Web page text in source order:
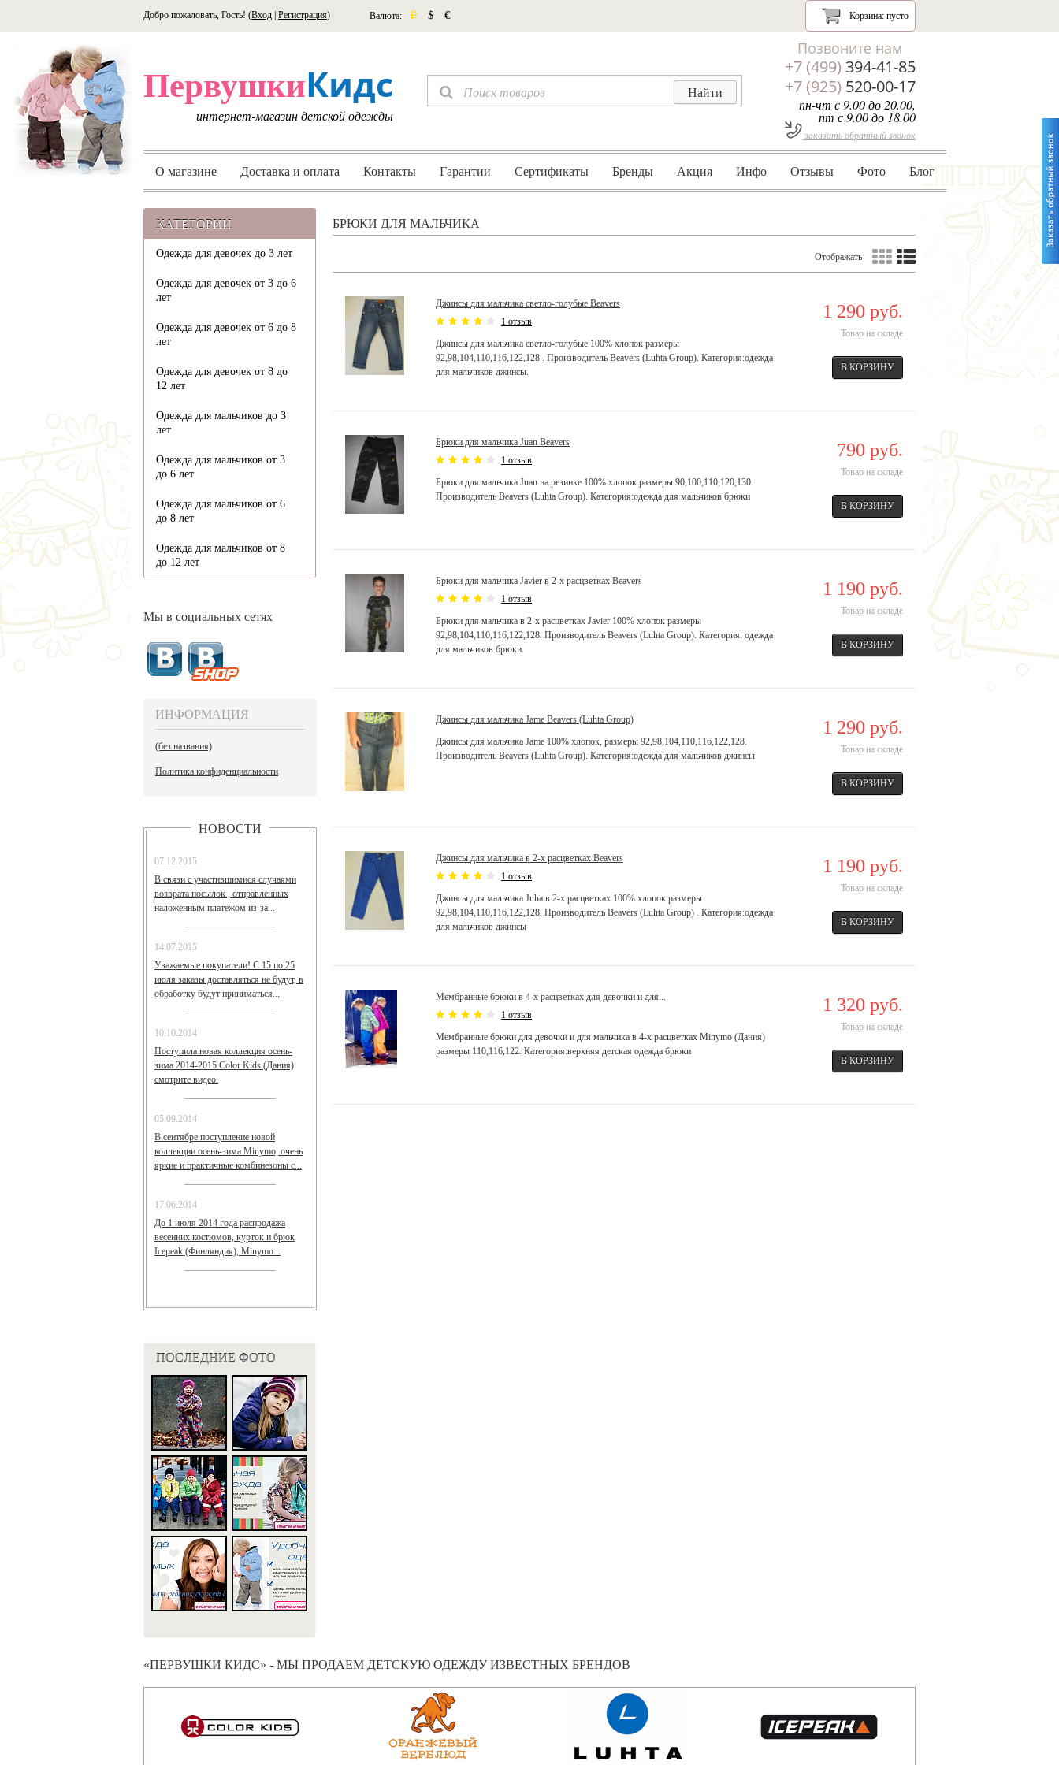
Добро пожаловать, Гость! (Вход Регистрация) Валюта: p $ € Корзина: пусто
ПервушкиКидс
интернет-магазин детской одежды
Позвоните нам
+7 (499) 394-41-85
+7 (925) 520-00-17
пн-чт с 9.00 до 20.00,
пт с 9.00 до 18.00
заказать обратный звонок
О магазине Доставка и оплата Контакты Гарантии Сертификаты Бренды Акция Инфо Отзывы Фото Блог
КАТЕГОРИИ
Одежда для девочек до 3 лет
Одежда для девочек от 3 до 6
лет
Одежда для девочек от 6 до 8
лет
Одежда для девочек от 8 до
12 лет
Одежда для мальчиков до 3
лет
Одежда для мальчиков от 3
до 6 лет
Одежда для мальчиков от 6
до 8 лет
Одежда для мальчиков от 8
до 12 лет
Мы в социальных сетях
ИНФОРМАЦИЯ
(без названия)
Политика конфиденциальности
НОВОСТИ
07.12.2015
В связи с участившимися случаями
возврата посылок , отправленных
наложенным платежом из-за...
14.07.2015
Уважаемые покупатели! С 15 по 25
июля заказы доставляться не будут, в
обработку будут приниматься...
10.10.2014
Поступила новая коллекция осень-
зима 2014-2015 Color Kids (Дания)
смотрите видео.
05.09.2014
В сентябре поступление новой
коллекции осень-зима Minymo, очень
яркие и практичные комбинезоны с...
17.06.2014
До 1 июля 2014 года распродажа
весенних костюмов, курток и брюк
Icepeak (Финляндия), Minymo...
ПОСЛЕДНИЕ ФОТО
БРЮКИ ДЛЯ МАЛЬЧИКА
Отображать
Джинсы для мальчика светло-голубые Beavers
1 отзыв
Джинсы для мальчика светло-голубые 100% хлопок размеры
92,98,104,110,116,122,128 . Производитель Beavers (Luhta Group). Категория:одежда
для мальчиков джинсы.
1 290 руб.
Товар на складе
Брюки для мальчика Juan Beavers
1 отзыв
Брюки для мальчика Juan на резинке 100% хлопок размеры 90,100,110,120,130.
Производитель Beavers (Luhta Group). Категория:одежда для мальчиков брюки
790 руб.
Товар на складе
Брюки для мальчика Javier в 2-х расцветках Beavers
1 отзыв
Брюки для мальчика в 2-х расцветках Javier 100% хлопок размеры
92,98,104,110,116,122,128. Производитель Beavers (Luhta Group). Категория: одежда
для мальчиков брюки.
1 190 руб.
Товар на складе
Джинсы для мальчика Jame Beavers (Luhta Group)
Джинсы для мальчика Jame 100% хлопок, размеры 92,98,104,110,116,122,128.
Производитель Beavers (Luhta Group). Категория:одежда для мальчиков джинсы
1 290 руб.
Товар на складе
Джинсы для мальчика в 2-х расцветках Beavers
1 отзыв
Джинсы для мальчика Juha в 2-х расцветках 100% хлопок размеры
92,98,104,110,116,122,128. Производитель Beavers (Luhta Group) . Категория:одежда
для мальчиков джинсы
1 190 руб.
Товар на складе
Мембранные брюки в 4-х расцветках для девочки и для...
1 отзыв
Мембранные брюки для девочки и для мальчика в 4-х расцветках Minymo (Дания)
размеры 110,116,122. Категория:верхняя детская одежда брюки
1 320 руб.
Товар на складе
«ПЕРВУШКИ КИДС» - МЫ ПРОДАЕМ ДЕТСКУЮ ОДЕЖДУ ИЗВЕСТНЫХ БРЕНДОВ